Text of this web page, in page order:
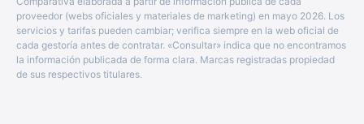
proveedor (webs oficiales y materiales de marketing) en mayo 2026. Los
servicios y tarifas pueden cambiar; verifica siempre en la web oficial de
cada gestoría antes de contratar. «Consultar» indica que no encontramos
la información publicada de forma clara. Marcas registradas propiedad
de sus respectivos titulares.